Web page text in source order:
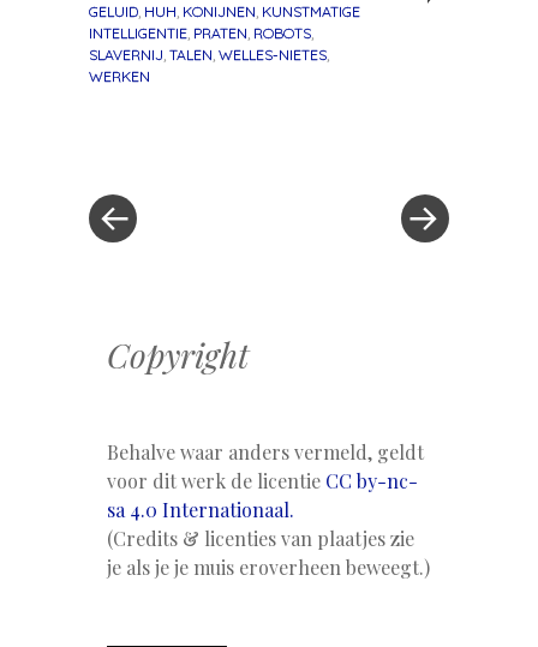
GELUID HUH KONIJNEN KUNSTMATIGE
INTELLIGENTIE PRATEN ROBOTS
SLAVERNIJ TALEN WELLES-NIETES
WERKEN
Copyright
Behalve waar anders vermeld, geldt
voor dit werk de licentie CC by-nc-
sa 4.0 Internationaal.
(Credits & licenties van plaatjes zie
je als je je muis eroverheen beweegt.)